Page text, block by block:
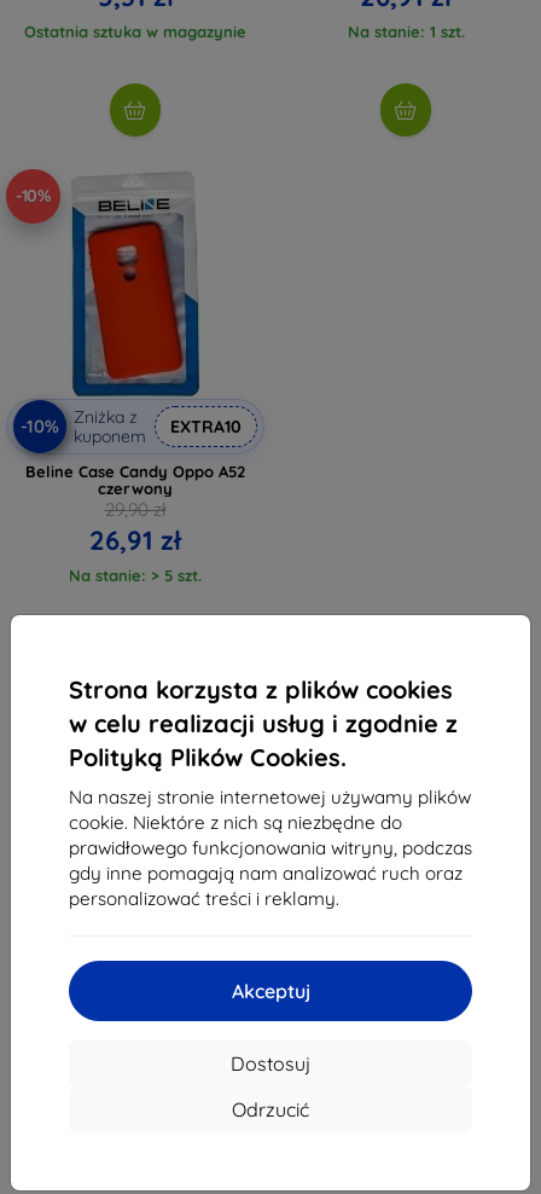
Strona korzysta z plików cookies
w celu realizacji usług i zgodnie z
Polityką Plików Cookies.
Na naszej stronie internetowej używamy plików
cookie. Niektóre z nich są niezbędne do
prawidłowego funkcjonowania witryny, podczas
gdy inne pomagają nam analizować ruch oraz
personalizować treści i reklamy.
Akceptuj
Dostosuj
Odrzucić
Ostatnia sztuka w magazynie Na stanie: 1 szt.
-10%
-10%
Zniżka z
kuponem
EXTRA10
Beline Case Candy Oppo A52
czerwony
29,90 zł
26,91 zł
Na stanie: > 5 szt.
z całkowego 3.
Shield-Sk s.r.o.